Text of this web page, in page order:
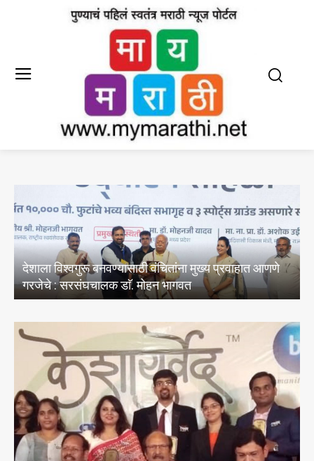
E20 पेट्रोल मधील पाण्याचे अभिसरण आणि क्लोराइडचे
अस्तित्वासंबंधी तेल विपणन कंपन्यांनी केल्या चाचण्या